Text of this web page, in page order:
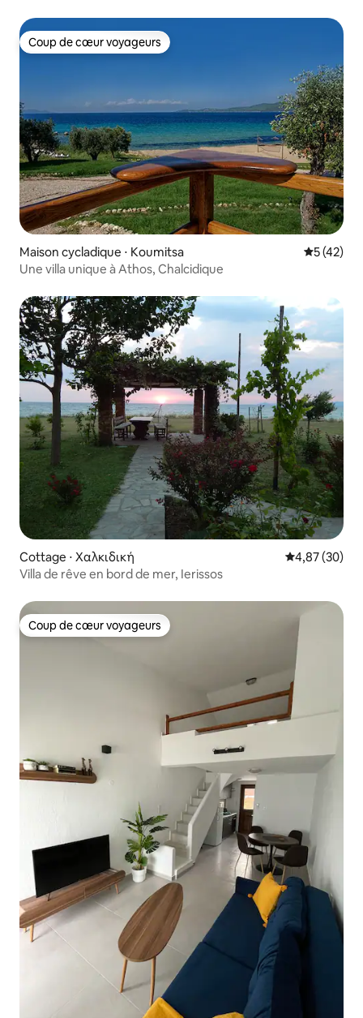
Coup de cœur voyageurs
Coup de cœur voyageurs
Maison cycladique ⋅ Koumitsa
5 (42)
Une villa unique à Athos, Chalcidique
Cottage ⋅ Χαλκιδική Évaluation
4,87 (30)
Villa de rêve en bord de mer, Ierissos
Coup de cœur voyageurs
Coup de cœur voyageurs